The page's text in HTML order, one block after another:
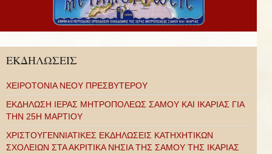
ΕΚΔΗΛΩΣΕΙΣ
ΧΕΙΡΟΤΟΝΙΑ ΝΕΟΥ ΠΡΕΣΒΥΤΕΡΟΥ
ΕΚΔΗΛΩΣΗ ΙΕΡΑΣ ΜΗΤΡΟΠΟΛΕΩΣ ΣΑΜΟΥ ΚΑΙ ΙΚΑΡΙΑΣ ΓΙΑ
ΤΗΝ 25Η ΜΑΡΤΙΟΥ
ΧΡΙΣΤΟΥΓΕΝΝΙΑΤΙΚΕΣ ΕΚΔΗΛΩΣΕΙΣ ΚΑΤΗΧΗΤΙΚΩΝ
ΣΧΟΛΕΙΩΝ ΣΤΑ ΑΚΡΙΤΙΚΑ ΝΗΣΙΑ ΤΗΣ ΣΑΜΟΥ ΤΗΣ ΙΚΑΡΙΑΣ